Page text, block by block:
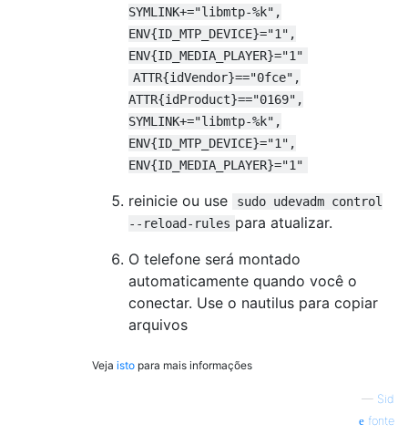
SYMLINK+="libmtp-%k",
ENV{ID_MTP_DEVICE}="1",
ENV{ID_MEDIA_PLAYER}="1"
ATTR{idVendor}=="0fce",
ATTR{idProduct}=="0169",
SYMLINK+="libmtp-%k",
ENV{ID_MTP_DEVICE}="1",
ENV{ID_MEDIA_PLAYER}="1"
reinicie ou use
sudo udevadm control
--reload-rules para atualizar.
O telefone será montado
automaticamente quando você o
conectar. Use o nautilus para copiar
arquivos
Veja isto para mais informações
— Sid
fonte